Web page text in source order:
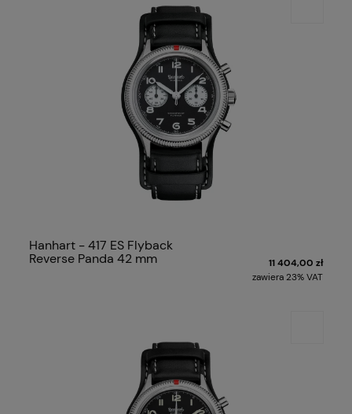
Hanhart - 417 ES Flyback
Reverse Panda 42 mm
11 404,00 zł
zawiera 23% VAT